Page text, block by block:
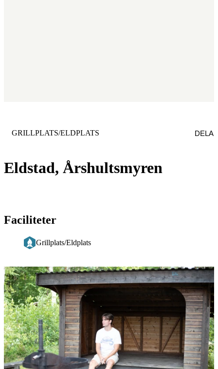
Eldstad, Årshultsmyren
KATEGORI:
GRILLPLATS/ELDPLATS DELA
Faciliteter
Grillplats/Eldplats
Bildspel
med
bilder